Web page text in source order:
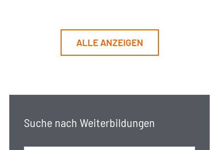
ALLE ANZEIGEN
Suche nach Weiterbildungen